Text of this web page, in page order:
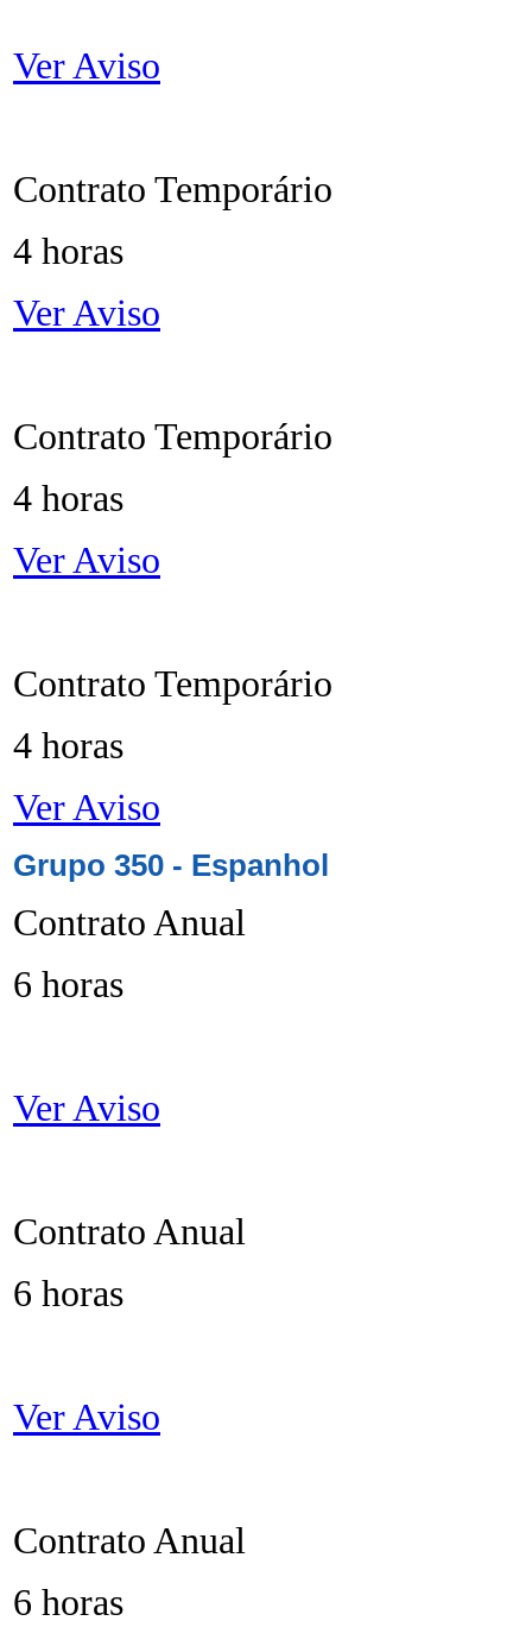
Ver Aviso
Contrato Temporário
4 horas
Ver Aviso
Contrato Temporário
4 horas
Ver Aviso
Contrato Temporário
4 horas
Ver Aviso
Grupo 350 - Espanhol
Contrato Anual
6 horas
Ver Aviso
Contrato Anual
6 horas
Ver Aviso
Contrato Anual
6 horas